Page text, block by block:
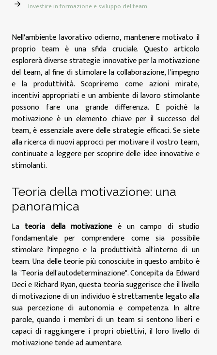
Investire in formazione e sviluppo del team
Nell'ambiente lavorativo odierno, mantenere motivato il
proprio team è una sfida cruciale. Questo articolo
esplorerà diverse strategie innovative per la motivazione
del team, al fine di stimolare la collaborazione, l'impegno
e la produttività. Scopriremo come azioni mirate,
incentivi appropriati e un ambiente di lavoro stimolante
possono fare una grande differenza. E poiché la
motivazione è un elemento chiave per il successo del
team, è essenziale avere delle strategie efficaci. Se siete
alla ricerca di nuovi approcci per motivare il vostro team,
continuate a leggere per scoprire delle idee innovative e
stimolanti.
Teoria della motivazione: una
panoramica
La teoria della motivazioneè un campo di studio
fondamentale per comprendere come sia possibile
stimolare l'impegno e la produttività all'interno di un
team. Una delle teorie più conosciute in questo ambito è
la "Teoria dell'autodeterminazione". Concepita da Edward
Deci e Richard Ryan, questa teoria suggerisce che il livello
di motivazione di un individuo è strettamente legato alla
sua percezione di autonomia e competenza. In altre
parole, quando i membri di un team si sentono liberi e
capaci di raggiungere i propri obiettivi, il loro livello di
motivazione tende ad aumentare.